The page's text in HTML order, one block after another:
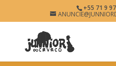
HARMONIA
+55 71 9
× Free - In Google Play